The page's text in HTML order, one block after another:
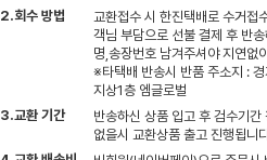
2.회수 방법
교환접수 시 한진택배로 수거접
객님 부담으로 선불 결제 후 반
명,송장번호 남겨주셔야 지연없
※타택배 반송시 반품 주소지 :
지상1층 엠글로벌
3.교환 기간
반송하신 상품 입고 후 검수기
없을시 교환상품 출고 진행됩니